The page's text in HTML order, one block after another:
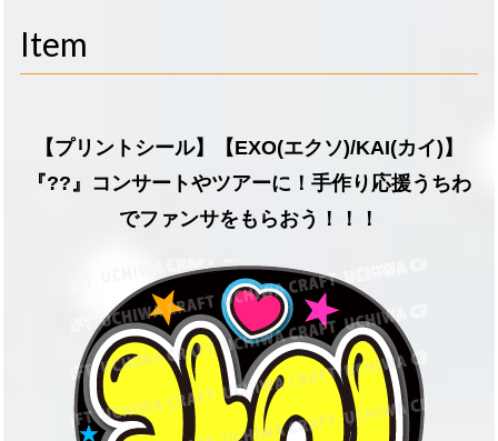
Item
【プリントシール】【EXO(エクソ)/KAI(カイ)】
『??』コンサートやツアーに！手作り応援うちわ
でファンサをもらおう！！！